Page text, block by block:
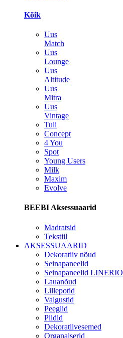
Kõik
Uus
Match
Uus
Lounge
Uus
Altitude
Uus
Mitra
Uus
Vintage
Tuli
Concept
4 You
Spot
Young Users
Milk
Maxim
Evolve
BEEBI Aksessuaarid
Madratsid
Tekstiil
AKSESSUAARID
Dekoratiiv nõud
Seinapaneelid
Seinapaneelid LINERIO
Lauanõud
Lillepotid
Valgustid
Peeglid
Pildid
Dekoratiivesemed
Organaiserid